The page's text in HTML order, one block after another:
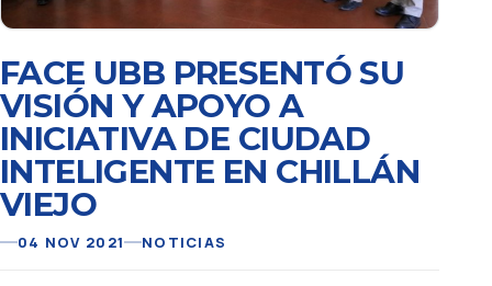
FACE UBB PRESENTÓ SU
VISIÓN Y APOYO A
INICIATIVA DE CIUDAD
INTELIGENTE EN CHILLÁN
VIEJO
04 NOV 2021 NOTICIAS